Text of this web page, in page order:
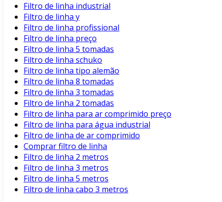
Filtro de linha industrial
Filtro de linha y
Filtro de linha profissional
Filtro de linha preço
Filtro de linha 5 tomadas
Filtro de linha schuko
Filtro de linha tipo alemão
Filtro de linha 8 tomadas
Filtro de linha 3 tomadas
Filtro de linha 2 tomadas
Filtro de linha para ar comprimido preço
Filtro de linha para água industrial
Filtro de linha de ar comprimido
Comprar filtro de linha
Filtro de linha 2 metros
Filtro de linha 3 metros
Filtro de linha 5 metros
Filtro de linha cabo 3 metros